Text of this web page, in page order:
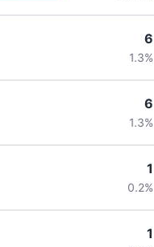
6
1.3%
6
1.3%
1
0.2%
1